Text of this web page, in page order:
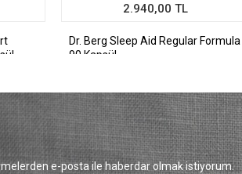
2.940,00 TL
Dr. Berg Sleep Aid Regular Formula
90 Kapsül
e-posta ile haberdar olmak istiyorum.